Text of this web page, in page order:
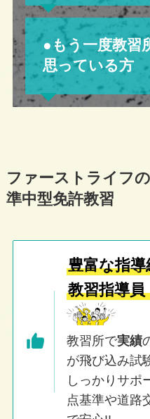
●もう一度教習
思っている方
ファーストライフ
準中型免許教習
豊富な指
教習指導員
教習所で実績
が飛び込み試
しっかりサポ
点基準や道路